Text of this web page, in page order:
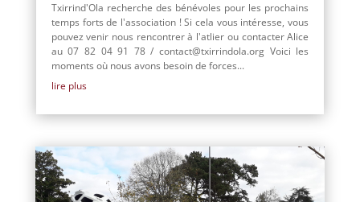
Txirrind'Ola recherche des bénévoles pour les prochains
temps forts de l'association ! Si cela vous intéresse, vous
pouvez venir nous rencontrer à l'atlier ou contacter Alice
au 07 82 04 91 78 / contact@txirrindola.org Voici les
moments où nous avons besoin de forces...
lire plus